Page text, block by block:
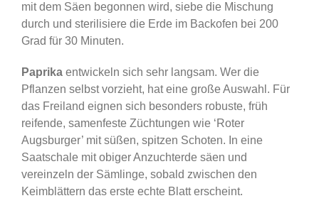
mit dem Säen begonnen wird, siebe die Mischung
durch und sterilisiere die Erde im Backofen bei 200
Grad für 30 Minuten.
Paprika entwickeln sich sehr langsam. Wer die
Pflanzen selbst vorzieht, hat eine große Auswahl. Für
das Freiland eignen sich besonders robuste, früh
reifende, samenfeste Züchtungen wie ‘Roter
Augsburger’ mit süßen, spitzen Schoten. In eine
Saatschale mit obiger Anzuchterde säen und
vereinzeln der Sämlinge, sobald zwischen den
Keimblättern das erste echte Blatt erscheint.